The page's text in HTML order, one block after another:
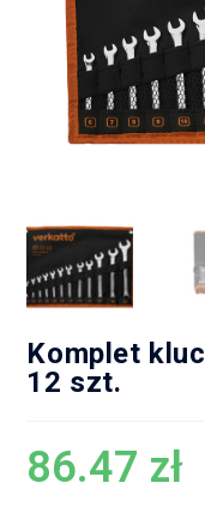
Komplet
12 szt.
86.47 zł